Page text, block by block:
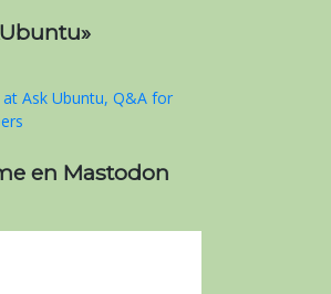
en Mastodon